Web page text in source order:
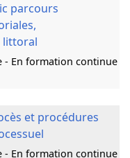
parcours
littoral
- En formation continue
et procédures
- En formation continue